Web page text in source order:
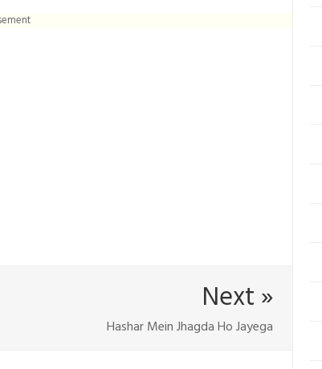
Next »
Hashar Mein Jhagda Ho Jayega